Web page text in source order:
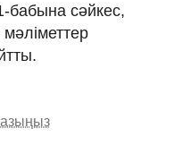
бабына сәйкес,
мәліметтер